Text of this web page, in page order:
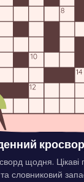
щодня. Цікаві
словниковий